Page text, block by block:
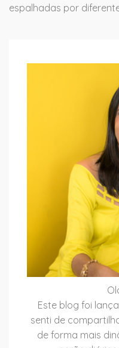
espalhadas por
Este blog foi
senti de
de forma mais